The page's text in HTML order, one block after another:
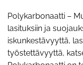
Polykarbonaatti –
lasituksiin ja
iskunkestävyyttä,
työstettävyyttä,